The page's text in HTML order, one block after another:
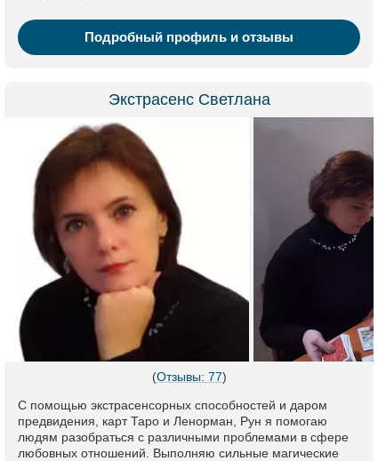
Подробный профиль и отзывы
Экстрасенс Светлана
(Отзывы: 77)
С помощью экстрасенсорных способностей и даром
предвидения, карт Таро и Ленорман, Рун я помогаю
людям разобраться с различными проблемами в сфере
любовных отношений. Выполняю сильные магические